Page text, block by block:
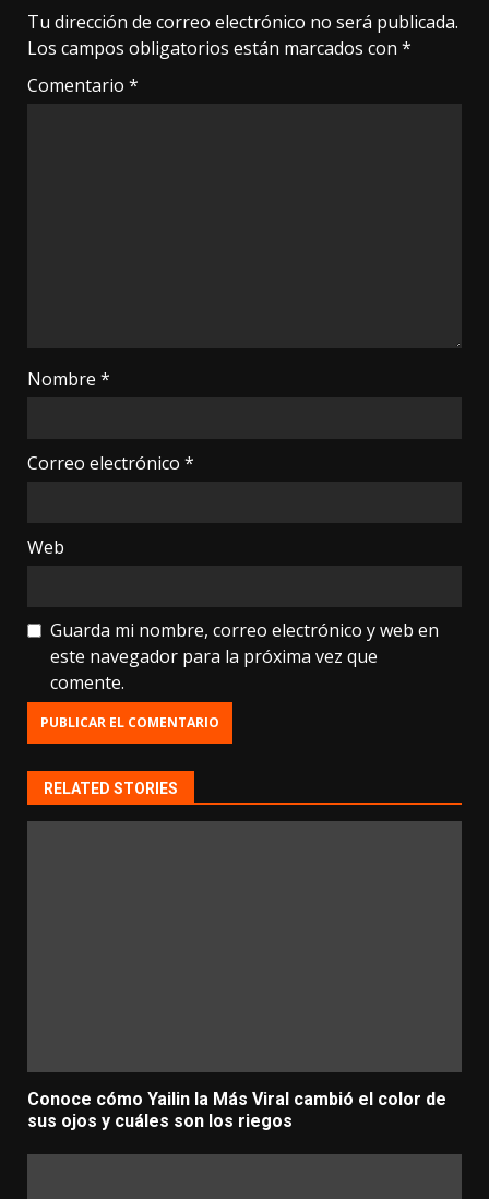
Tu dirección de correo electrónico no será publicada.
Los campos obligatorios están marcados con *
Comentario *
Nombre *
Correo electrónico *
Web
Guarda mi nombre, correo electrónico y web en
este navegador para la próxima vez que
comente.
RELATED STORIES
Conoce cómo Yailin la Más Viral cambió el color de
sus ojos y cuáles son los riegos